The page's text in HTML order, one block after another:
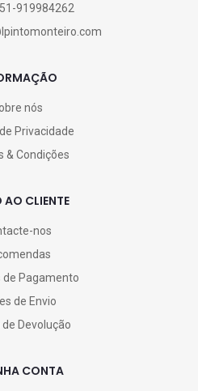
919984262
nós
Privacidade
& Condições
CLIENTE
nos
de Pagamento
de Envio
Devolução
CONTA